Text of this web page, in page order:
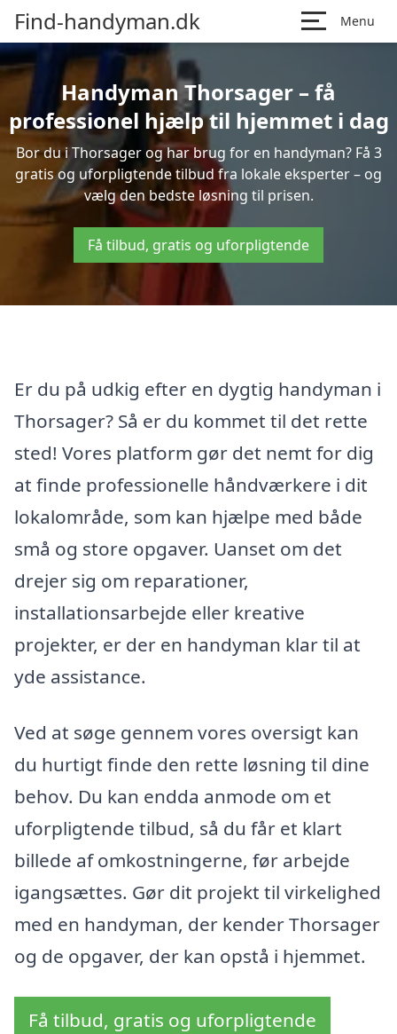
Find-handyman.dk Menu
Handyman Thorsager – få
professionel hjælp til hjemmet i dag
Bor du i Thorsager og har brug for en handyman? Få 3
gratis og uforpligtende tilbud fra lokale eksperter – og
vælg den bedste løsning til prisen.
Få tilbud, gratis og uforpligtende
Er du på udkig efter en dygtig handyman i
Thorsager? Så er du kommet til det rette
sted! Vores platform gør det nemt for dig
at finde professionelle håndværkere i dit
lokalområde, som kan hjælpe med både
små og store opgaver. Uanset om det
drejer sig om reparationer,
installationsarbejde eller kreative
projekter, er der en handyman klar til at
yde assistance.
Ved at søge gennem vores oversigt kan
du hurtigt finde den rette løsning til dine
behov. Du kan endda anmode om et
uforpligtende tilbud, så du får et klart
billede af omkostningerne, før arbejde
igangsættes. Gør dit projekt til virkelighed
med en handyman, der kender Thorsager
og de opgaver, der kan opstå i hjemmet.
Få tilbud, gratis og uforpligtende